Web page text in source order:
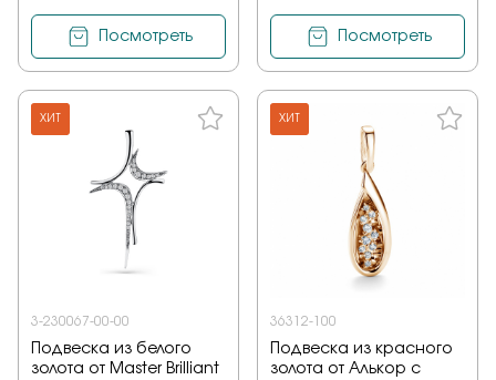
Посмотреть Посмотреть
ХИТ
3-230067-00-00
Подвеска из белого
золота от Master Brilliant
ХИТ
36312-100
Подвеска из красного
золота от Алькор с